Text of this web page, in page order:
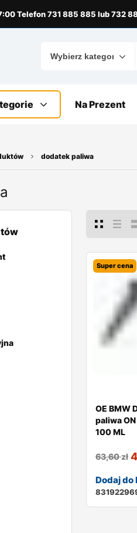
Telefon 731 885 885 lub 732
Na Prezent
dodatek paliwa
Super cena
OE BMW
paliwa ON
100 ML
63,60zł
Dodaj do